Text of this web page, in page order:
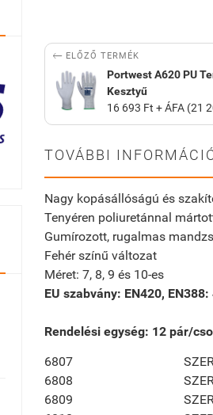
 ELŐZŐ TERMÉK
Portwest A620 PU
Kesztyű
16 693 Ft + ÁFA (21
TOVÁBBI
Nagy kopásállóságú és
Tenyéren poliuretánnal
Gumírozott, rugalmas
Fehér színű változat
Méret: 7, 8, 9 és 10-es
EU szabvány: EN420, EN388:
Rendelési egység: 12 pár/
6807
6808
6809